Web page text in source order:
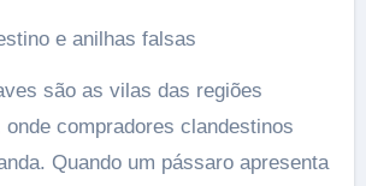
e anilhas falsas
são as vilas das regiões
onde compradores clandestinos
Quando um pássaro apresenta